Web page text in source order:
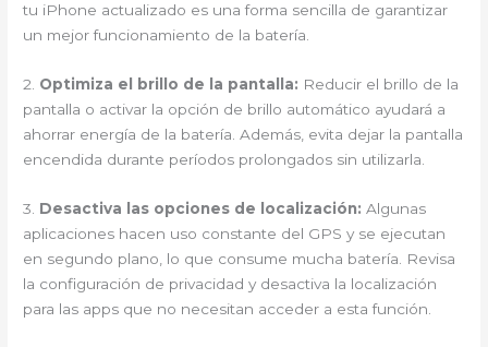
tu iPhone actualizado es una forma sencilla de garantizar
un mejor funcionamiento de la batería.
2. Optimiza el brillo de la pantalla: Reducir el brillo de la
pantalla o activar la opción de brillo automático ayudará a
ahorrar energía de la batería. Además, evita dejar la pantalla
encendida durante períodos prolongados sin utilizarla.
3. Desactiva las opciones de localización: Algunas
aplicaciones hacen uso constante del GPS y se ejecutan
en segundo plano, lo que consume mucha batería. Revisa
la configuración de privacidad y desactiva la localización
para las apps que no necesitan acceder a esta función.